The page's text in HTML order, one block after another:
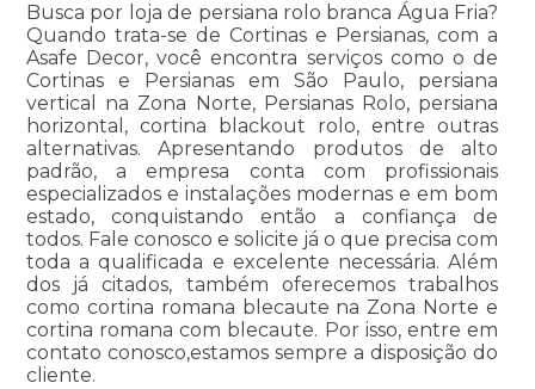
Busca por loja de persiana rolo branca Água Fria?
Quando trata-se de Cortinas e Persianas, com a
Asafe Decor, você encontra serviços como o de
Cortinas e Persianas em São Paulo, persiana
vertical na Zona Norte, Persianas Rolo, persiana
horizontal, cortina blackout rolo, entre outras
alternativas. Apresentando produtos de alto
padrão, a empresa conta com profissionais
especializados e instalações modernas e em bom
estado, conquistando então a confiança de
todos. Fale conosco e solicite já o que precisa com
toda a qualificada e excelente necessária. Além
dos já citados, também oferecemos trabalhos
como cortina romana blecaute na Zona Norte e
cortina romana com blecaute. Por isso, entre em
contato conosco,estamos sempre a disposição do
cliente.